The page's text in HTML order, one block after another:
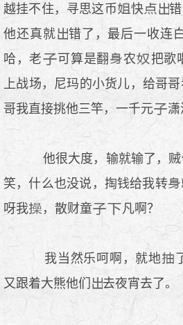
越挂不住，寻思这币
快 错
他还真就
错了，最后一收连
哈，老
可算是翻 农 把歌
上战场，尼玛的小货儿，给哥
哥我直接挑他三竿，一千元
潇
他很大度，输就输了，
笑，什么也没说，掏钱给我转
呀我
，散财童 凡啊？
我当然乐呵啊，就地
又跟着大熊他们
去夜宵去了。